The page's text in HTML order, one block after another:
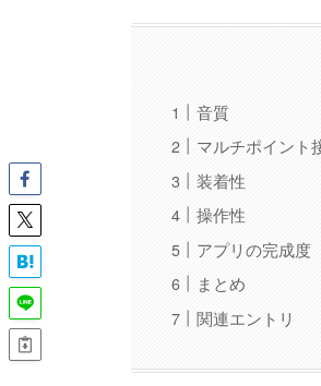
音質
マルチポイント
装着性
操作性
アプリの完成度
まとめ
関連エントリ